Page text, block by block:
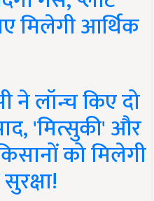
मिलेगी आर्थिक
ने लॉन्च किए दो
'मित्सुकी' और
को मिलेगी